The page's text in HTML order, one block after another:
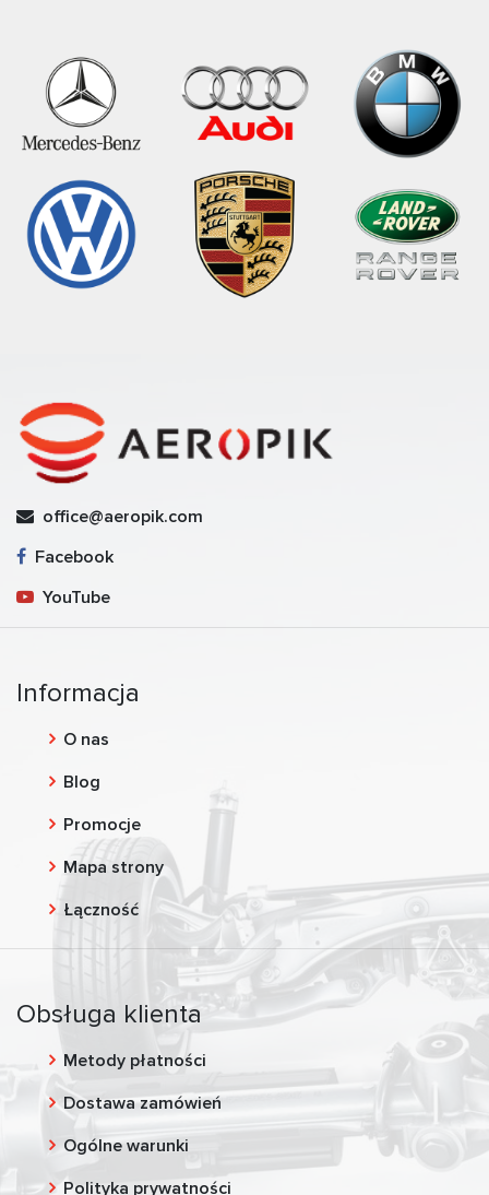
office@aeropik.com
Facebook
YouTube
Informacja
O nas
Blog
Promocje
Mapa strony
Łączność
Obsługa klienta
Metody płatności
Dostawa zamówień
Ogólne warunki
Polityka prywatności